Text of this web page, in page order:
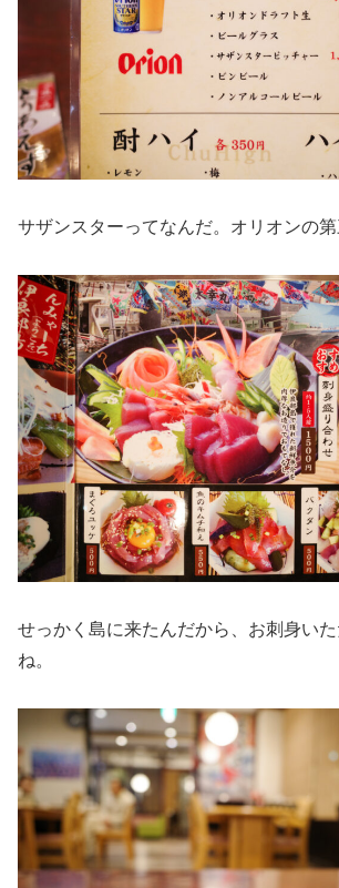
サザンスターってなんだ。オリオンの第
せっかく島に来たんだから、お刺身い
ね。